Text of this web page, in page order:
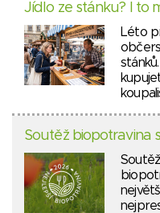
Jídlo ze stánku? I to
Léto
Soutěž biopotravina